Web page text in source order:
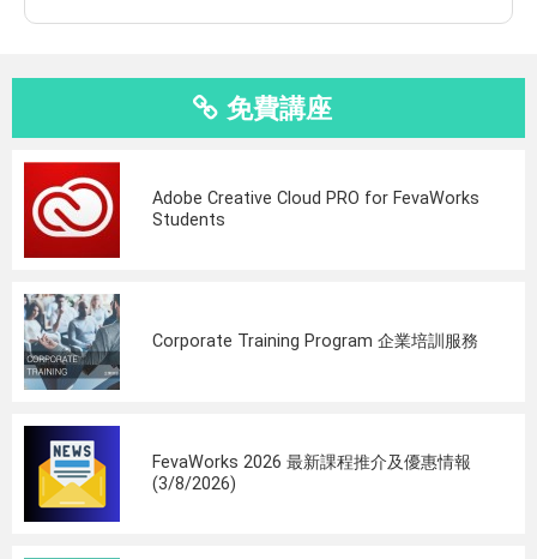
免費講座
Adobe Creative Cloud PRO for FevaWorks
Students
Corporate Training Program 企業培訓服務
FevaWorks 2026 最新課程推介及優惠情報
(3/8/2026)